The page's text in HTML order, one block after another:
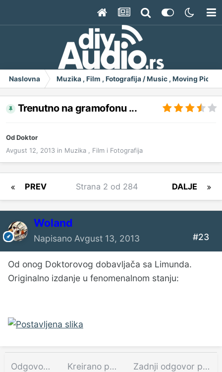
Naslovna Muzika , Film , Fotografija / Music , Moving
Trenutno na gramofonu ...
OdDoktor
Avgust 12, 2013 in Muzika , Film i Fotografija
PREV DALJE
Strana 2 od 284
Woland
Napisano Avgust 13, 2013 #23
Od onog Doktorovog dobavljača sa Limunda.
Originalno izdanje u fenomenalnom stanju:
Odgovora Kreirano pre Zadnji odgovor pre